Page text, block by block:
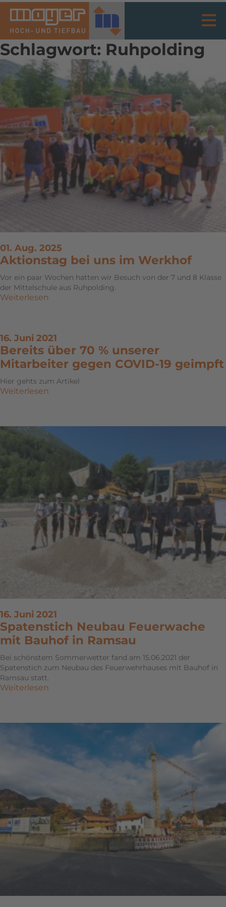
Schlagwort: Ruhpolding
01. Aug. 2025
Aktionstag bei uns im Werkhof
Vor ein paar Wochen hatten wir Besuch von der 7 und 8 Klasse
der Mittelschule aus Ruhpolding.
Weiterlesen
16. Juni 2021
Bereits über 70 % unserer
Mitarbeiter gegen COVID-19 geimpft
Hier gehts zum Artikel
Weiterlesen
16. Juni 2021
Spatenstich Neubau Feuerwache
mit Bauhof in Ramsau
Bei schönstem Sommerwetter fand am 15.06.2021 der
Spatenstich zum Neubau des Feuerwehrhauses mit Bauhof in
Ramsau statt.
Weiterlesen